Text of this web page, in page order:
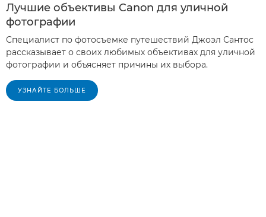
Лучшие объективы Canon для уличной
фотографии
Специалист по фотосъемке путешествий Джоэл Сантос
рассказывает о своих любимых объективах для уличной
фотографии и объясняет причины их выбора.
УЗНАЙТЕ БОЛЬШЕ